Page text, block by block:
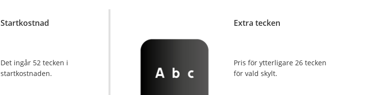
Startkostnad
Det ingår 52 tecken i
startkostnaden.
Extra tecken
Pris för ytterligare 26 tecken
för vald skylt.